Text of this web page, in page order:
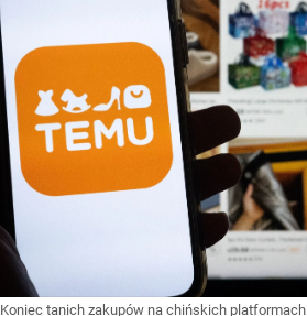
Koniec tanich zakupów na chińskich platformach